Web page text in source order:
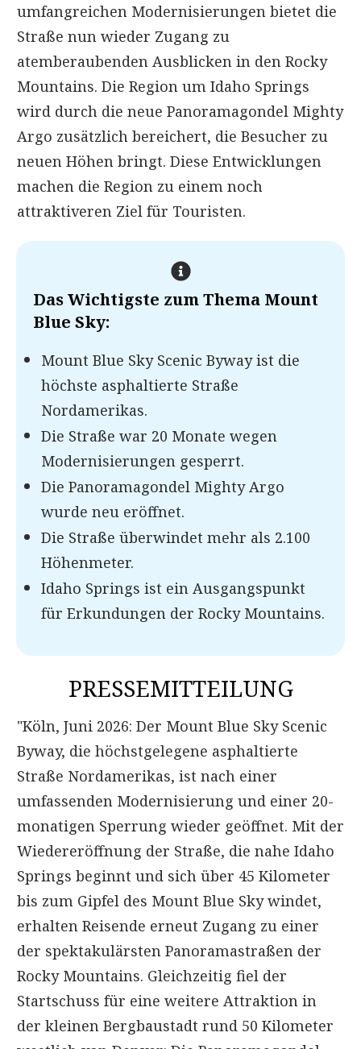
umfangreichen Modernisierungen bietet die
Straße nun wieder Zugang zu
atemberaubenden Ausblicken in den Rocky
Mountains. Die Region um Idaho Springs
wird durch die neue Panoramagondel Mighty
Argo zusätzlich bereichert, die Besucher zu
neuen Höhen bringt. Diese Entwicklungen
machen die Region zu einem noch
attraktiveren Ziel für Touristen.
Das Wichtigste zum Thema Mount
Blue Sky:
Mount Blue Sky Scenic Byway ist die
höchste asphaltierte Straße
Nordamerikas.
Die Straße war 20 Monate wegen
Modernisierungen gesperrt.
Die Panoramagondel Mighty Argo
wurde neu eröffnet.
Die Straße überwindet mehr als 2.100
Höhenmeter.
Idaho Springs ist ein Ausgangspunkt
für Erkundungen der Rocky Mountains.
PRESSEMITTEILUNG
"Köln, Juni 2026: Der Mount Blue Sky Scenic
Byway, die höchstgelegene asphaltierte
Straße Nordamerikas, ist nach einer
umfassenden Modernisierung und einer 20-
monatigen Sperrung wieder geöffnet. Mit der
Wiedereröffnung der Straße, die nahe Idaho
Springs beginnt und sich über 45 Kilometer
bis zum Gipfel des Mount Blue Sky windet,
erhalten Reisende erneut Zugang zu einer
der spektakulärsten Panoramastraßen der
Rocky Mountains. Gleichzeitig fiel der
Startschuss für eine weitere Attraktion in
der kleinen Bergbaustadt rund 50 Kilometer